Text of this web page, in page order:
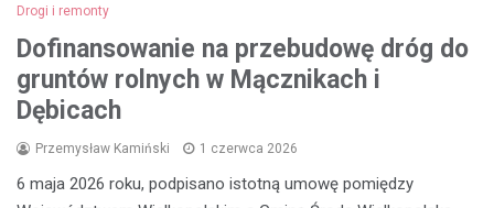
Drogi i remonty
Dofinansowanie na przebudowę dróg do
gruntów rolnych w Mącznikach i
Dębicach
Przemysław Kamiński 1 czerwca 2026
6 maja 2026 roku, podpisano istotną umowę pomiędzy